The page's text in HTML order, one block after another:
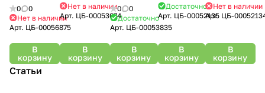
ШКУ-01
0
0
Нет в наличии
Арт. ЦБ-00056875
В
корзину
Нет в наличии
Арт. ЦБ-00053074
В
корзину
0
0
Достаточно
Арт. ЦБ-00053835
В
корзину
Достаточно
Арт. ЦБ-00052135
В
корзину
Нет в наличии
Арт. ЦБ-
В
корзину
Статьи